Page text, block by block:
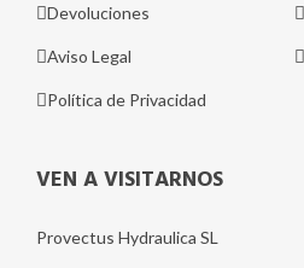
Devoluciones
Aviso Legal
Política de Privacidad
VEN A VISITARNOS
Provectus Hydraulica SL